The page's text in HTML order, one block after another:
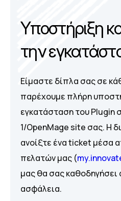
Υποστήριξηκ
τηνεγκατάστ
Είμαστε δίπλα σας σε
παρέχουμε πλήρη
εγκατάσταση του Plugin
1/OpenMage site σας. Η
ανοίξτε ένα ticket μέσα
πελατών μας (
μας θα σας καθοδηγήσει
ασφάλεια.